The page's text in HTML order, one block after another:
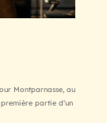
Montparnasse, au
partie d’un